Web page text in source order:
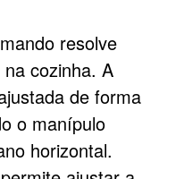
resolve
cozinha. A
de forma
o manípulo
horizontal.